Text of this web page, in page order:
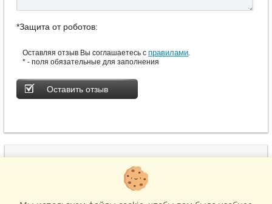
*Защита от роботов:
Оставляя отзыв Вы соглашаетесь с правилами.
* - поля обязательные для заполнения
(495) 215-22-17
Москва, ул. Петровка, д.11